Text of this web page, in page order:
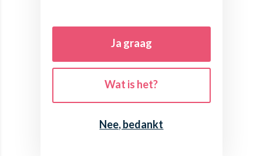
Ja graag
Wat is het?
Nee, bedankt